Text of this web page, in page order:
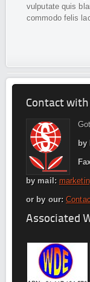
vulputate quis
commodo felis
Contact
by
by mail:
or by our:
Associated